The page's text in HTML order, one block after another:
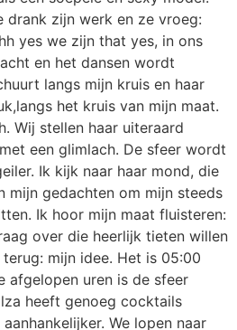
drank zijn werk en ze vroeg:
yes we zijn that yes, in ons
en het dansen wordt
langs mijn kruis en haar
het kruis van mijn maat.
Wij stellen haar uiteraard
een glimlach. De sfeer wordt
Ik kijk naar haar mond, die
mijn gedachten om mijn steeds
Ik hoor mijn maat fluisteren:
over die heerlijk tieten willen
mijn idee. Het is 05:00
afgelopen uren is de sfeer
heeft genoeg cocktails
We lopen naar